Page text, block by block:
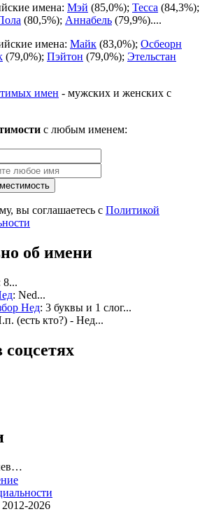
имена: Мэй (85,0%); Тесса (84,3%);
(80,5%); Аннабель (79,9%)....
имена: Майк (83,0%); Осбеорн
(79,0%); Пэйтон (79,0%); Этельстан
имен - мужских и женских с
с любым именем:
вы соглашаетесь с Политикой
об имени
8...
: Ned...
Нед: 3 буквы и 1 слог...
(есть кто?) - Нед...
2026